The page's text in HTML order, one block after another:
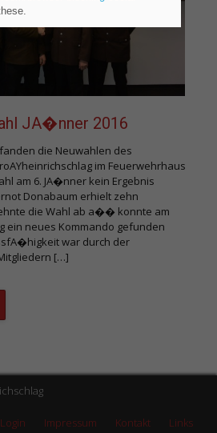
JA�nner 2016
die Neuwahlen des
im Feuerwehrhaus
am 6. JA�nner kein Ergebnis
Donabaum erhielt zehn
die Wahl ab a�� konnte am
ein neues Kommando gefunden
war durch der
[…]
Login Impressum Kontakt Links